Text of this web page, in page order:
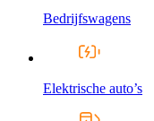
Bedrijfswagens
Elektrische auto’s